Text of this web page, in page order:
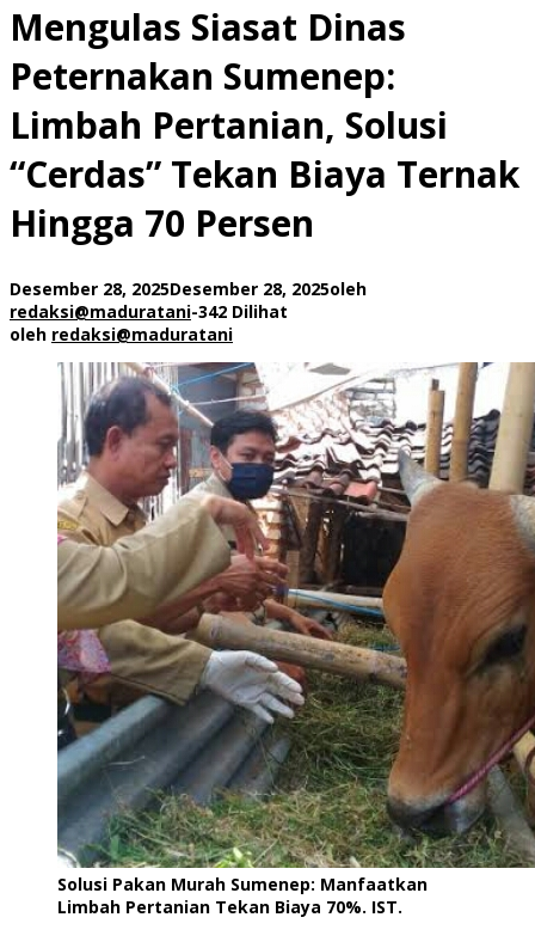
Mengulas Siasat Dinas
Peternakan Sumenep:
Limbah Pertanian, Solusi
“Cerdas” Tekan Biaya Ternak
Hingga 70 Persen
Desember 28, 2025Desember 28, 2025oleh
redaksi@maduratani-342 Dilihat
oleh redaksi@maduratani
Solusi Pakan Murah Sumenep: Manfaatkan
Limbah Pertanian Tekan Biaya 70%. IST.